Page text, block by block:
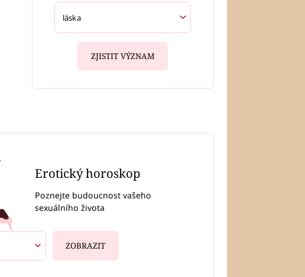
ZJISTIT VÝZNAM
Erotický horoskop
Poznejte budoucnost vašeho
sexuálního života
ZOBRAZIT